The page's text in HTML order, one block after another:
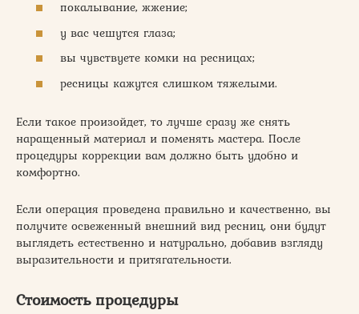
покалывание, жжение;
у вас чешутся глаза;
вы чувствуете комки на ресницах;
ресницы кажутся слишком тяжелыми.
Если такое произойдет, то лучше сразу же снять
наращенный материал и поменять мастера. После
процедуры коррекции вам должно быть удобно и
комфортно.
Если операция проведена правильно и качественно, вы
получите освеженный внешний вид ресниц, они будут
выглядеть естественно и натурально, добавив взгляду
выразительности и притягательности.
Стоимость процедуры